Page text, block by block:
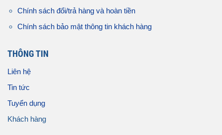
Chính sách đổi/trả hàng và hoàn tiền
Chính sách bảo mật thông tin khách hàng
THÔNG TIN
Liên hệ
Tin tức
Tuyển dụng
Khách hàng